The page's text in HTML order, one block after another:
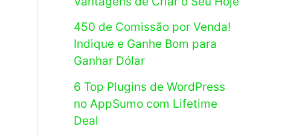
450 de Comissão por Venda!
Indique e Ganhe Bom para
Ganhar Dólar
6 Top Plugins de WordPress
no AppSumo com Lifetime
Deal